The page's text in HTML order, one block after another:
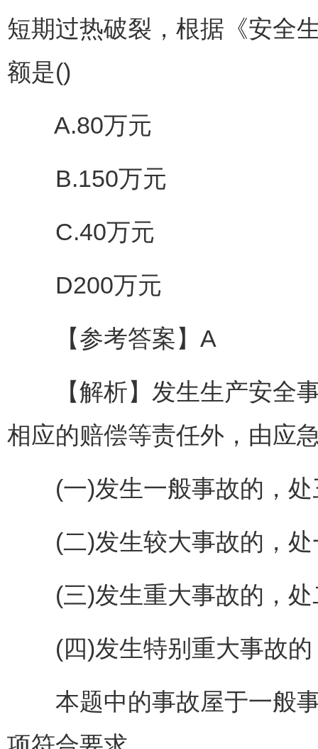
短期过热破裂，根据《安全
额是()
A.80万元
B.150万元
C.40万元
D200万元
【参考答案】A
【解析】发生生产安全事
相应的赔偿等责任外，由应
(一)发生一般事故的，处
(二)发生较大事故的，处
(三)发生重大事故的，处
(四)发生特别重大事故的
本题中的事故屋于一般事